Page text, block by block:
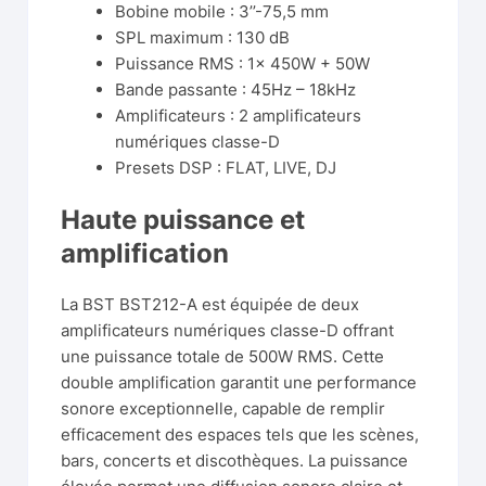
Bobine mobile : 3’’-75,5 mm
SPL maximum : 130 dB
Puissance RMS : 1x 450W + 50W
Bande passante : 45Hz – 18kHz
Amplificateurs : 2 amplificateurs
numériques classe-D
Presets DSP : FLAT, LIVE, DJ
Haute puissance et
amplification
La BST BST212-A est équipée de deux
amplificateurs numériques classe-D offrant
une puissance totale de 500W RMS. Cette
double amplification garantit une performance
sonore exceptionnelle, capable de remplir
efficacement des espaces tels que les scènes,
bars, concerts et discothèques. La puissance